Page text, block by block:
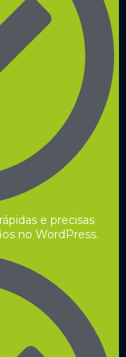
e precisas
no WordPress.